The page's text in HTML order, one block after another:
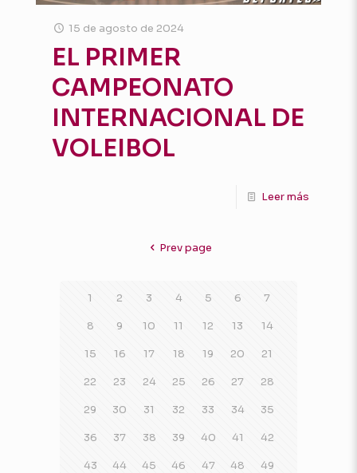
15 de agosto de 2024
EL PRIMER
CAMPEONATO
INTERNACIONAL DE
VOLEIBOL
Leer más
Prev page
1 2 3 4 5 6 7
8 9 10 11 12 13 14
15 16 17 18 19 20 21
22 23 24 25 26 27 28
29 30 31 32 33 34 35
36 37 38 39 40 41 42
43 44 45 46 47 48 49